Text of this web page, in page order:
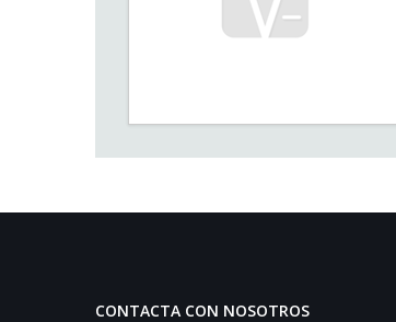
CONTACTA CON NOSOTROS